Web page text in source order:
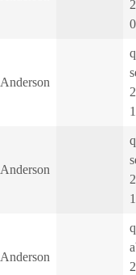
Anderson
Anderson
Anderson